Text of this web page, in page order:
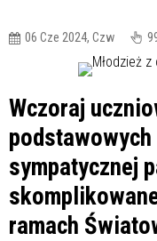
06 Cze 2024, Czw
Wczoraj
sympatycznej
ramach